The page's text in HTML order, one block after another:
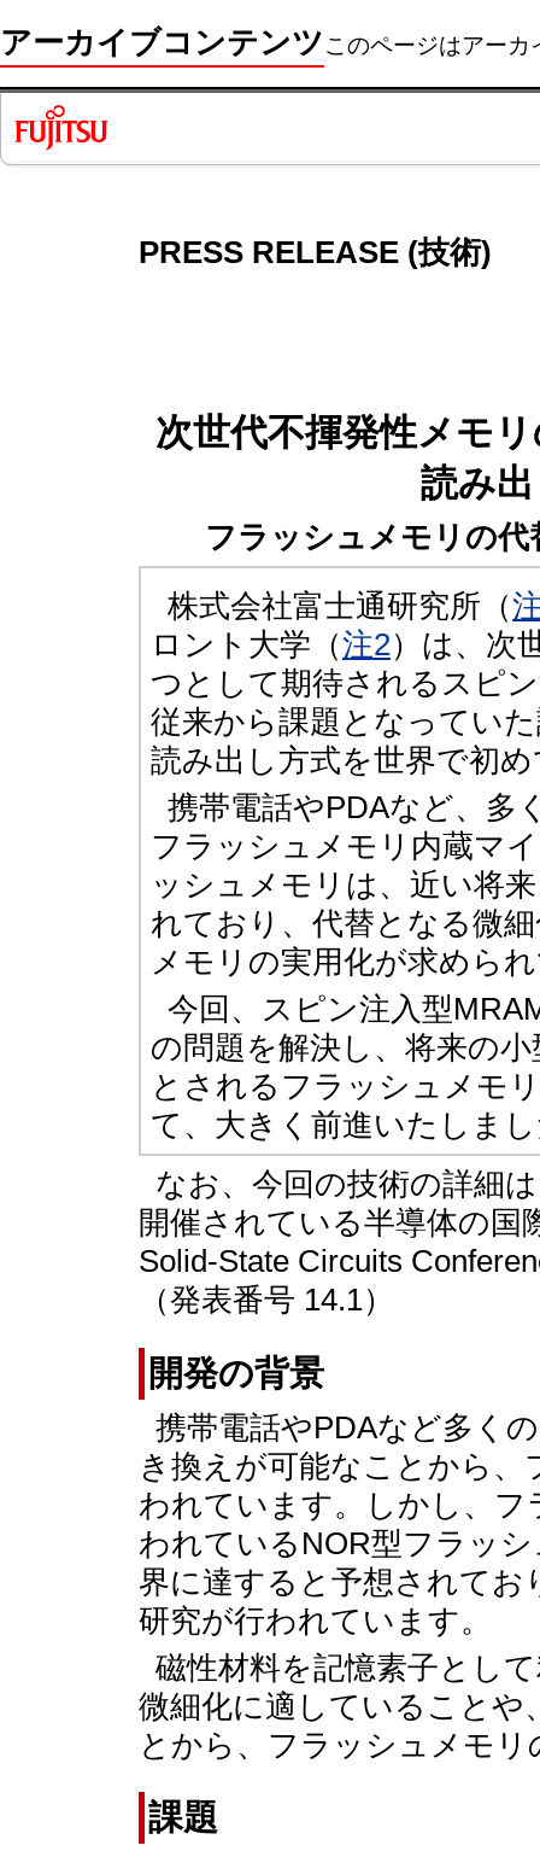
アーカイブコンテンツこのページはアー
PRESS RELEASE (技術)
次世代不揮発性メモ
読み
フラッシュメモリの
株式会社富士通研究所（
ロント大学（注2）は、次
つとして期待されるスピ
従来から課題となってい
読み出し方式を世界で初
携帯電話やPDAなど、多
フラッシュメモリ内蔵マ
ッシュメモリは、近い将
れており、代替となる微
メモリの実用化が求めら
今回、スピン注入型
の問題を解決し、将来の
とされるフラッシュメモ
て、大きく前進いたしま
なお、今回の技術の詳細
開催されている半導体の国
Solid-State Circuits
（発表番号 14.1）
開発の背景
携帯電話やPDAなど多く
き換えが可能なことから
われています。しかし、
われているNOR型フラッ
界に達すると予想されて
研究が行われています。
磁性材料を記憶素子とし
微細化に適していることや
とから、フラッシュメモ
課題